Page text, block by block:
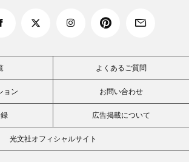
よくあるご質問
ョン お問い合わせ
広告掲載について
光文社オフィシャルサイト